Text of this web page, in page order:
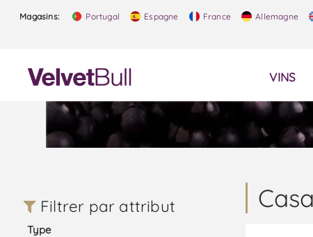
Magasins: Portugal Espagne France Allemagne
VINS
Filtrer par attribut
Type